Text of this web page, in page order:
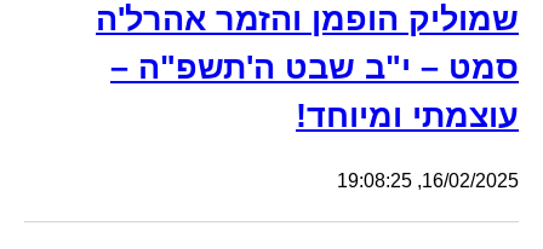
שמוליק הופמן והזמר אהרל'ה
סמט – י"ב שבט ה'תשפ"ה –
עוצמתי ומיוחד!
16/02/2025, 19:08:25